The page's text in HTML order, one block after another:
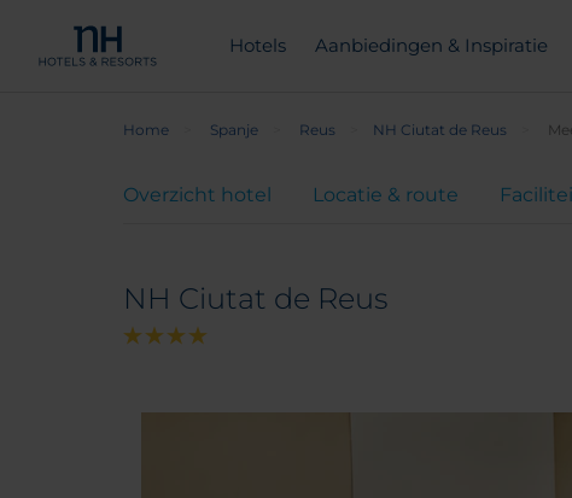
Hotels Aanbiedingen & Inspiratie
Home Spanje Reus NH Ciutat de Reus
Overzicht hotel Locatie & route
NH Ciutat de Reus